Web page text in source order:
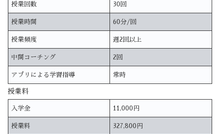
授業回数 30回
授業時間 60分/回
授業頻度 週2回以上
中間コーチング 2回
アプリによる学習指導 常時
授業料
入学金 11,000円
授業料 327,800円